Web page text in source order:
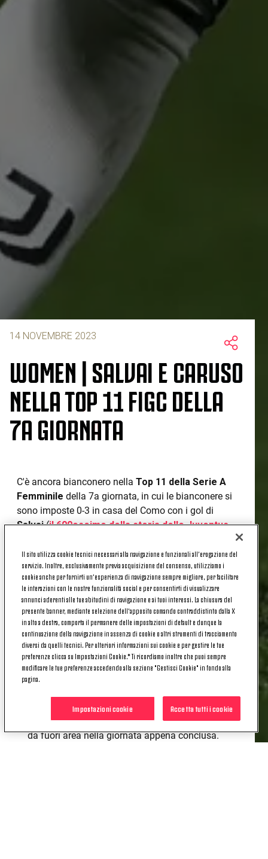
14 NOVEMBRE 2023
WOMEN | SALVAI E CARUSO
NELLA TOP 11 FIGC DELLA
7A GIORNATA
C'è ancora bianconero nella Top 11 della Serie A
Femminile della 7a giornata, in cui le bianconere si
sono imposte 0-3 in casa del Como con i gol di
Salvai(il 600eseimo della storia delle Juventus
) e
Thomas. Proprio Salvai e Caruso sono state inserite
nella miglior formazione dell'ultima giornata
disputata:
Cecilia Salvai : Oltre ad essere uno dei quattro
difensori in gol in questo turno di campionato, la
bianconera è stata prima, nella sfida tra Como e
Juventus, per passaggi totali (80), passaggi
riusciti (69) e palloni giocati (87).
Arianna Caruso
assist all’attivo in questo turno di campionato, la
bianconera è l’unica ad aver realizzato una rete
da fuori area nella giornata appena conclusa.
Il sito utilizza cookie tecnici necessari alla navigazione e funzionali all’erogazione del
servizio. Inoltre, esclusivamente previa acquisizione del consenso, utilizziamo i
cookie anche per fornirti un’esperienza di navigazione sempre migliore, per facilitare
le interazioni con le nostre funzionalità social e per consentirti di visualizzare
annunci aderenti alle tue abitudini di navigazione e ai tuoi interessi. La chiusura del
presente banner, mediante selezione dell’apposito comando contraddistinto dalla X
in alto a destra, comporta il permanere delle impostazioni di default e dunque la
continuazione della navigazione in assenza di cookie o altri strumenti di tracciamento
diversi da quelli tecnici. Per ulteriori informazioni sui cookie e per gestire le tue
preferenze clicca su Impostazioni Cookie.* Ti ricordiamo inoltre che puoi sempre
modificare le tue preferenze accedendo alla sezione "Gestisci Cookie" in fondo alla
pagina.
Accetta tutti i cookie
Impostazioni cookie